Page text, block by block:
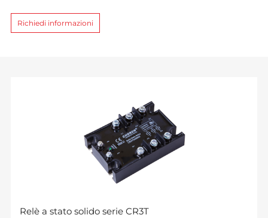
Richiedi informazioni
Relè a stato solido serie CR3T